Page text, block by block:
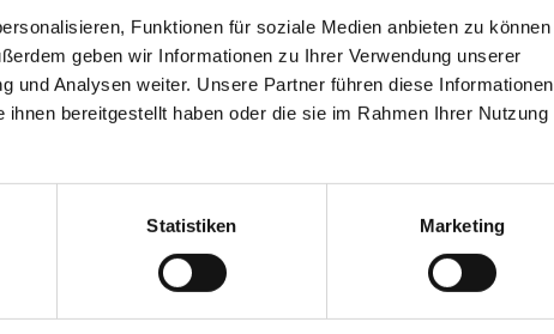
Funktionen für soziale Medien anbieten zu können
geben wir Informationen zu Ihrer Verwendung unserer
und Analysen weiter. Unsere Partner führen diese Informationen
bereitgestellt haben oder die sie im Rahmen Ihrer Nutzung
Statistiken Marketing